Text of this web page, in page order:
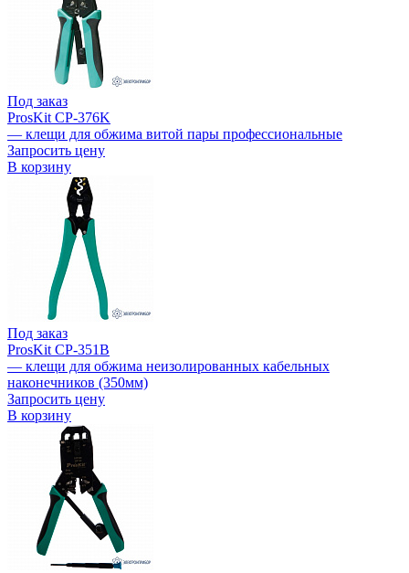
Под заказ
ProsKit CP-376K
— клещи для обжима витой пары профессиональные
Запросить цену
В корзину
Под заказ
ProsKit CP-351B
— клещи для обжима неизолированных кабельных
наконечников (350мм)
Запросить цену
В корзину